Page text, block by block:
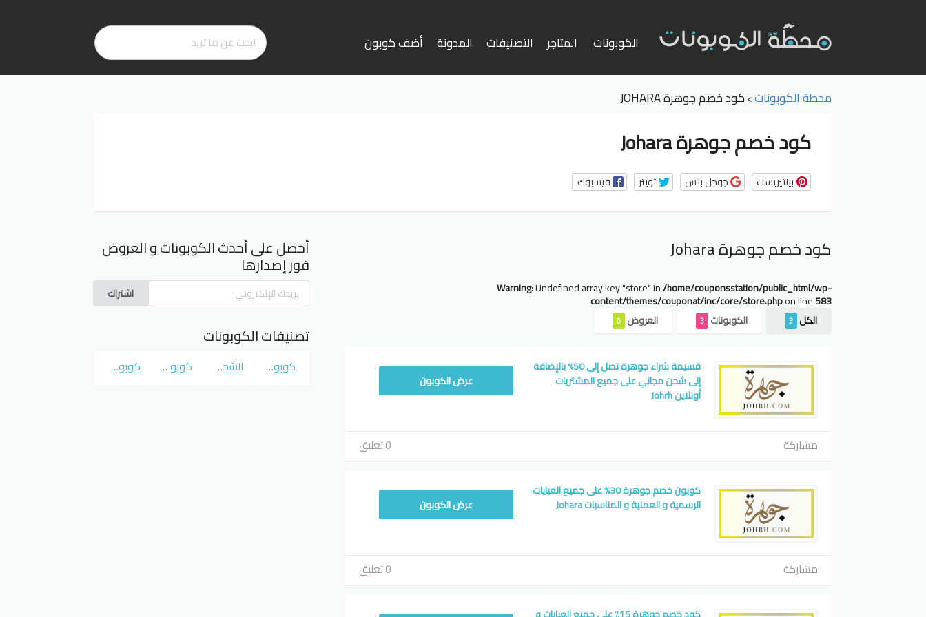
إلى
المحتوى
الكوبونات المتاجر التصنيفات المدونة أضف كوبون
محطة الكوبونات>كود خصم جوهرة JOHARA
كود خصم جوهرة Johara
فيسبوك تويتر جوجل بلس بينتيريست
كود خصم جوهرة Johara
Warning: Undefined array key "store" in/home/couponsstation/public_html/wp-
content/themes/couponat/inc/core/store.phpon line583
الكل 3 الكوبونات 3 العروض 0
قسيمة شراء جوهرة تصل إلى 50% بالإضافة
إلى شحن مجاني على جميع المشتريات
أونلاين Johrh
AC75XSعرض الكوبون
مشاركة 0 تعليق
كوبون خصم جوهرة 30% على جميع العبايات
الرسمية و العملية و المناسبات Johara
AC75XSعرض الكوبون
مشاركة 0 تعليق
أحصل على أحدث الكوبونات و العروض
فور إصدارها
اشتراك
تصنيفات الكوبونات
كوبونات و عروض سوق كوم الشحن المجاني كوبونات و عروض نمشي Namshi كوبونات و عروض نون Noon